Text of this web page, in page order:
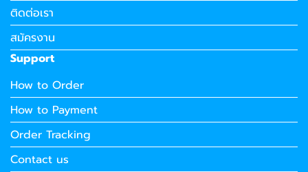
ติดต่อเรา
สมัครงาน
Support
How to Order
How to Payment
Order Tracking
Contact us